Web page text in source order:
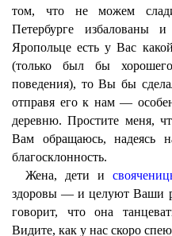
том, что не можем
Петербурге избалованы
Яропольце есть у Вас
(только был бы
поведения), то Вы бы
отправя его к нам —
деревню. Простите меня,
Вам обращаюсь, надеясь
благосклонность.
Жена, дети и
здоровы — и целуют Ваши
говорит, что она
Видите, как у нас скоро